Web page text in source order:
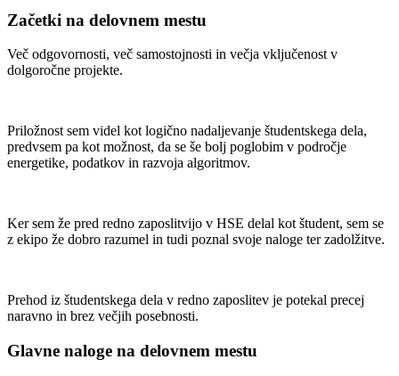
Začetki na delovnem mestu
Več odgovornosti, več samostojnosti in večja vključenost v
dolgoročne projekte.
Priložnost sem videl kot logično nadaljevanje študentskega dela,
predvsem pa kot možnost, da se še bolj poglobim v področje
energetike, podatkov in razvoja algoritmov.
Ker sem že pred redno zaposlitvijo v HSE delal kot študent, sem se
z ekipo že dobro razumel in tudi poznal svoje naloge ter zadolžitve.
Prehod iz študentskega dela v redno zaposlitev je potekal precej
naravno in brez večjih posebnosti.
Glavne naloge na delovnem mestu